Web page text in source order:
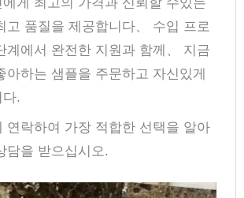
고 품질을 제공합니다、 수입 프로
계에서 완전한 지원과 함께、 지금
아하는 샘플을 주문하고 자신있게
.
연락하여 가장 적합한 선택을 알아
담을 받으십시오.